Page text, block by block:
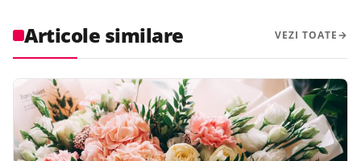
Articole similare VEZI TOATE